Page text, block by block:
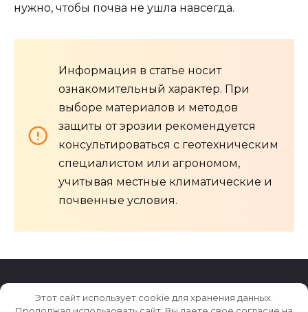
нужно, чтобы почва не ушла навсегда.
Информация в статье носит
ознакомительный характер. При
выборе материалов и методов
защиты от эрозии рекомендуется
консультироваться с геотехническим
специалистом или агрономом,
учитывая местные климатические и
почвенные условия.
© 2026 Archiludi.ru
Этот сайт использует cookie для хранения данных.